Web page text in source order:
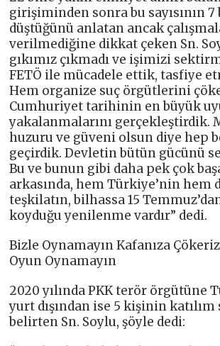
girişiminden sonra bu sayısının
düştüğünü anlatan ancak
verilmediğine dikkat çeken Sn.
gıkımız çıkmadı ve işimizi
FETÖ ile mücadele ettik, tasfiye
Hem organize suç örgütlerini
Cumhuriyet tarihinin en büyük
yakalanmalarını
huzuru ve güveni olsun diye hep
geçirdik. Devletin bütün gücünü
Bu ve bunun gibi daha pek çok
arkasında, hem Türkiye’nin hem
teşkilatın, bilhassa 15
koyduğu yenilenme vardır” dedi.
Bizle Oynamayın Kafanıza
Oyun Oynamayın
2020 yılında PKK terör örgütüne
yurt dışından ise 5 kişinin katılım
belirten Sn. Soylu, şöyle dedi: